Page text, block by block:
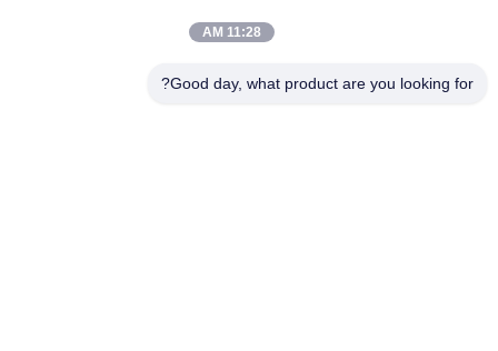
11:28 AM
Good day, what product are you looking